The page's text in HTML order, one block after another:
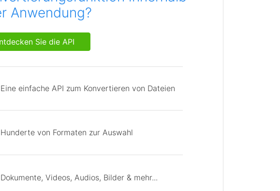
Anwendung?
Sie die API
Eine einfache API zum Konvertieren von Dateien
Hunderte von Formaten zur Auswahl
Dokumente, Videos, Audios, Bilder & mehr...